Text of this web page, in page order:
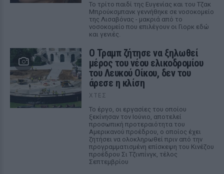
Το τρίτο παιδί της Ευγενίας και του Τζακ
Μπρούκσμπανκ γεννήθηκε σε νοσοκομείο
της Λισαβόνας - μακριά από το
νοσοκομείο που επιλέγουν οι Γιορκ εδώ
και γενιές.
Ο Τραμπ ζήτησε να ξηλωθεί
μέρος του νέου ελικοδρομίου
του Λευκού Οίκου, δεν του
άρεσε η κλίση
ΧΤΕΣ
Το έργο, οι εργασίες του οποίου
ξεκίνησαν τον Ιούνιο, αποτελεί
προσωπική προτεραιότητα του
Αμερικανού προέδρου, ο οποίος έχει
ζητήσει να ολοκληρωθεί πριν από την
προγραμματισμένη επίσκεψη του Κινέζου
προέδρου Σι Τζινπίνγκ, τέλος
Σεπτεμβρίου